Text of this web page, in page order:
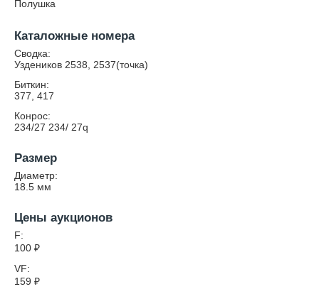
Полушка
Каталожные номера
Сводка:
Уздеников 2538, 2537(точка)
Биткин:
377, 417
Конрос:
234/27 234/ 27q
Размер
Диаметр:
18.5 мм
Цены аукционов
F:
100 ₽
VF:
159 ₽